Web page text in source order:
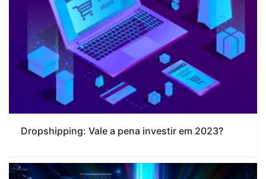
Dropshipping: Vale a pena investir em 2023?